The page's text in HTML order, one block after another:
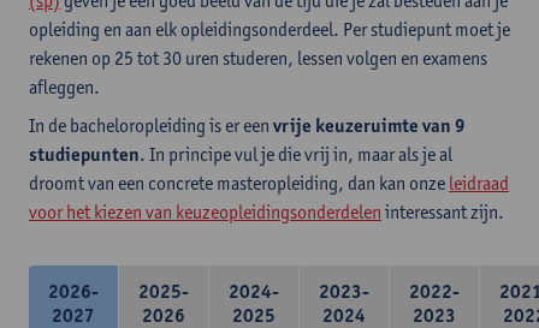
opleiding en aan elk opleidingsonderdeel. Per studiepunt moet je
rekenen op 25 tot 30 uren studeren, lessen volgen en examens
afleggen.
In de bacheloropleiding is er een vrije keuzeruimte van 9
studiepunten. In principe vul je die vrij in, maar als je al
droomt van een concrete masteropleiding, dan kan onze leidraad
voor het kiezen van keuzeopleidingsonderdelen interessant zijn.
2026-
2027
2025-
2026
2024-
2025
2023-
2024
2022-
2023